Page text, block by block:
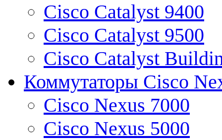
Cisco Catalyst 9400
Cisco Catalyst 9500
Cisco Catalyst
Коммутаторы Cisco
Cisco Nexus 7000
Cisco Nexus 5000